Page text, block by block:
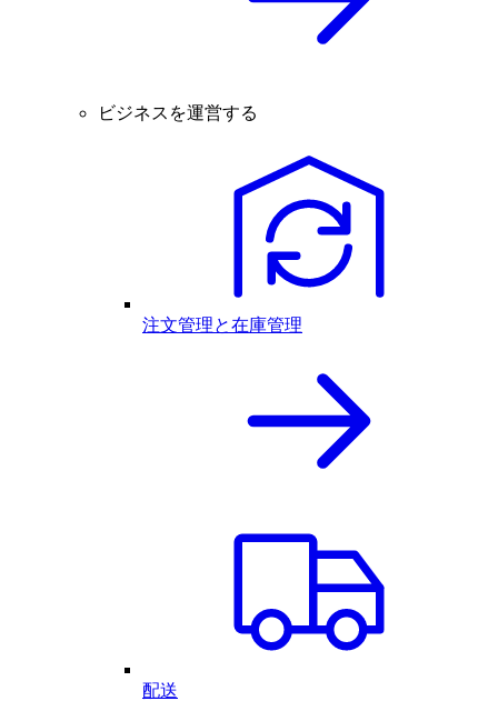
ビジネスを運営する
注文管理と在庫管理
配送